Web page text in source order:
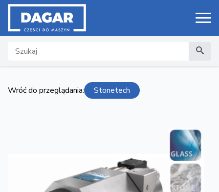
Search
Wróć do przeglądania: Stonetech